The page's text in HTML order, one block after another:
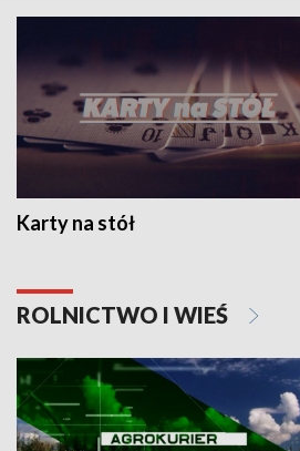
Karty na stół
ROLNICTWO I WIEŚ